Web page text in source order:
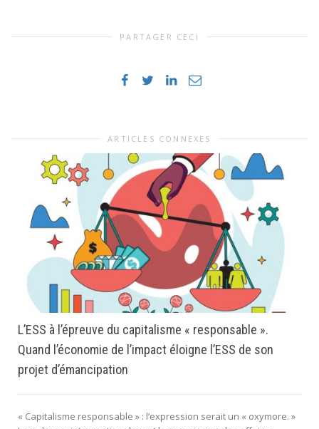
PARTAGER CECI
ARTICLES CONNEXES
L’ESS à l’épreuve du capitalisme « responsable ».
Quand l’économie de l’impact éloigne l’ESS de son
projet d’émancipation
« Capitalisme responsable » : l’expression serait un « oxymore. »